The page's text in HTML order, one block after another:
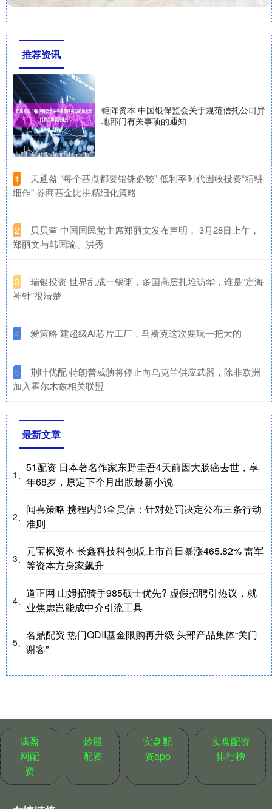
推荐资讯
钜阵资本 中国银保监会关于规范信托公司异
地部门有关事项的通知
1
​天通盈 “每个基点都要锱铢必较” 低利率时代固收投资“精耕
细作” 券商基金比拼精细化策略
2
​贝贝查 中国国民党主席郑丽文发布声明， 3月28日上午，
郑丽文与韩国瑜、洪秀
3
​瑞银投资 世界乱成一锅粥，多国高层扎堆访华，谁是“定海
神针”很清楚
4 ​爱策略 建超级AI芯片工厂，马斯克这次要玩一把大的
5
​荆叶优配 特朗普威胁将停止向乌克兰供应武器，除非欧洲
加入霍尔木兹相关联盟
最新文章
1、
51配资 日本著名作家东野圭吾4天前因大肠癌去世，享
年68岁，原定下个月出版最新小说
2、
闻喜策略 携程内部全员信：针对处罚决定公布三条行动
准则
3、
元宝枫资本 长鑫科技科创板上市首日暴涨465.82% 雷军
等资本方身家飙升
4、
道正网 山姆招骑手985硕士优先? 虚假招聘引热议，就
业焦虑岂能成中介引流工具
5、
名鼎配资 热门QDII基金限购再升级 头部产品集体“关门
谢客”
满盈
网配
资
炒股
配资
实盘配
资app
实盘配资
排行榜